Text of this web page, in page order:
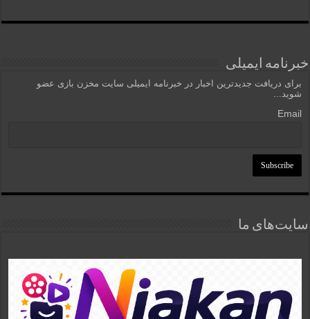
خبرنامه ایمیلی
برای دریافت جدیدترین اخبار در خبرنامه ایمیلی سایت مخزن بازی عضو
شوید...
Email
سایت‌های ما